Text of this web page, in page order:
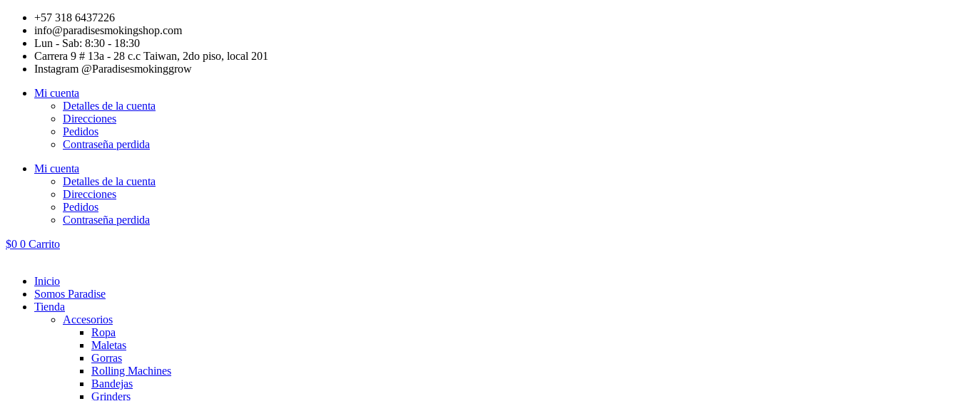
contenido
+57 318 6437226
info@paradisesmokingshop.com
Lun - Sab: 8:30 - 18:30
Carrera 9 # 13a - 28 c.c Taiwan, 2do piso, local 201
Instagram @Paradisesmokinggrow
Mi cuenta
Detalles de la cuenta
Direcciones
Pedidos
Contraseña perdida
Mi cuenta
Detalles de la cuenta
Direcciones
Pedidos
Contraseña perdida
$0 0 Carrito
Inicio
Somos Paradise
Tienda
Accesorios
Ropa
Maletas
Gorras
Rolling Machines
Bandejas
Grinders